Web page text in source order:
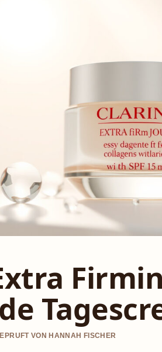
VON HANNAH FISCHER